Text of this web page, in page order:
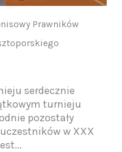
Prawników
serdecznie
turnieju
pozostały
w XXX